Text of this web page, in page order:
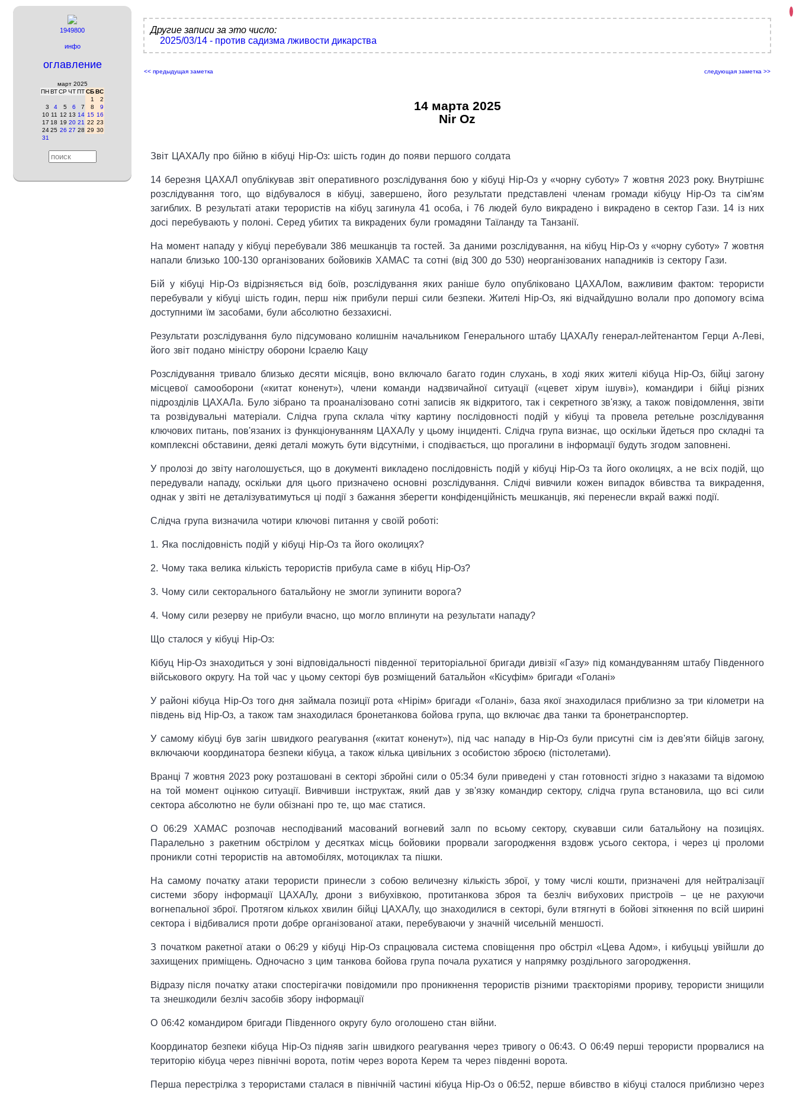
1949800
инфо
оглавление
март 2025
ПНВТСР ЧТПТСБВС
1
2
3
4 5 6 7 8
9
10 11 12 13 14 15 16
17 18 19 20 21 22 23
2425 26 27 28 29 30
31
Другие записи за это число:
2025/03/14 - против садизма лживости дикарства
<< предыдущая заметка следующая заметка >>
14 марта 2025
Nir Oz
Звіт ЦАХАЛу про бійню в кібуці Нір-Оз: шість годин до появи першого солдата
14 березня ЦАХАЛ опублікував звіт оперативного розслідування бою у кібуці Нір-Оз у «чорну суботу» 7 жовтня 2023 року. Внутрішнє
розслідування того, що відбувалося в кібуці, завершено, його результати представлені членам громади кібуцу Нір-Оз та сім'ям
загиблих. В результаті атаки терористів на кібуц загинула 41 особа, і 76 людей було викрадено і викрадено в сектор Гази. 14 із них
досі перебувають у полоні. Серед убитих та викрадених були громадяни Таїланду та Танзанії.
На момент нападу у кібуці перебували 386 мешканців та гостей. За даними розслідування, на кібуц Нір-Оз у «чорну суботу» 7 жовтня
напали близько 100-130 організованих бойовиків ХАМАС та сотні (від 300 до 530) неорганізованих нападників із сектору Гази.
Бій у кібуці Нір-Оз відрізняється від боїв, розслідування яких раніше було опубліковано ЦАХАЛом, важливим фактом: терористи
перебували у кібуці шість годин, перш ніж прибули перші сили безпеки. Жителі Нір-Оз, які відчайдушно волали про допомогу всіма
доступними їм засобами, були абсолютно беззахисні.
Результати розслідування було підсумовано колишнім начальником Генерального штабу ЦАХАЛу генерал-лейтенантом Герци А-Леві,
його звіт подано міністру оборони Ісраелю Кацу
Розслідування тривало близько десяти місяців, воно включало багато годин слухань, в ході яких жителі кібуца Нір-Оз, бійці загону
місцевої самооборони («китат коненут»), члени команди надзвичайної ситуації («цевет хірум ішуві»), командири і бійці різних
підрозділів ЦАХАЛа. Було зібрано та проаналізовано сотні записів як відкритого, так і секретного зв'язку, а також повідомлення, звіти
та розвідувальні матеріали. Слідча група склала чітку картину послідовності подій у кібуці та провела ретельне розслідування
ключових питань, пов'язаних із функціонуванням ЦАХАЛу у цьому інциденті. Слідча група визнає, що оскільки йдеться про складні та
комплексні обставини, деякі деталі можуть бути відсутніми, і сподівається, що прогалини в інформації будуть згодом заповнені.
У пролозі до звіту наголошується, що в документі викладено послідовність подій у кібуці Нір-Оз та його околицях, а не всіх подій, що
передували нападу, оскільки для цього призначено основні розслідування. Слідчі вивчили кожен випадок вбивства та викрадення,
однак у звіті не деталізуватимуться ці події з бажання зберегти конфіденційність мешканців, які перенесли вкрай важкі події.
Слідча група визначила чотири ключові питання у своїй роботі:
1. Яка послідовність подій у кібуці Нір-Оз та його околицях?
2. Чому така велика кількість терористів прибула саме в кібуц Нір-Оз?
3. Чому сили секторального батальйону не змогли зупинити ворога?
4. Чому сили резерву не прибули вчасно, що могло вплинути на результати нападу?
Що сталося у кібуці Нір-Оз:
Кібуц Нір-Оз знаходиться у зоні відповідальності південної територіальної бригади дивізії «Газу» під командуванням штабу Південного
військового округу. На той час у цьому секторі був розміщений батальйон «Кісуфім» бригади «Голані»
У районі кібуца Нір-Оз того дня займала позиції рота «Нірім» бригади «Голані», база якої знаходилася приблизно за три кілометри на
південь від Нір-Оз, а також там знаходилася бронетанкова бойова група, що включає два танки та бронетранспортер.
У самому кібуці був загін швидкого реагування («китат коненут»), під час нападу в Нір-Оз були присутні сім із дев'яти бійців загону,
включаючи координатора безпеки кібуца, а також кілька цивільних з особистою зброєю (пістолетами).
Вранці 7 жовтня 2023 року розташовані в секторі збройні сили о 05:34 були приведені у стан готовності згідно з наказами та відомою
на той момент оцінкою ситуації. Вивчивши інструктаж, який дав у зв'язку командир сектору, слідча група встановила, що всі сили
сектора абсолютно не були обізнані про те, що має статися.
О 06:29 ХАМАС розпочав несподіваний масований вогневий залп по всьому сектору, скувавши сили батальйону на позиціях.
Паралельно з ракетним обстрілом у десятках місць бойовики прорвали загородження вздовж усього сектора, і через ці проломи
проникли сотні терористів на автомобілях, мотоциклах та пішки.
На самому початку атаки терористи принесли з собою величезну кількість зброї, у тому числі кошти, призначені для нейтралізації
системи збору інформації ЦАХАЛу, дрони з вибухівкою, протитанкова зброя та безліч вибухових пристроїв – це не рахуючи
вогнепальної зброї. Протягом кількох хвилин бійці ЦАХАЛу, що знаходилися в секторі, були втягнуті в бойові зіткнення по всій ширині
сектора і відбивалися проти добре організованої атаки, перебуваючи у значній чисельній меншості.
З початком ракетної атаки о 06:29 у кібуці Нір-Оз спрацювала система сповіщення про обстріл «Цева Адом», і кибуцьці увійшли до
захищених приміщень. Одночасно з цим танкова бойова група почала рухатися у напрямку роздільного загородження.
Відразу після початку атаки спостерігачки повідомили про проникнення терористів різними траєкторіями прориву, терористи знищили
та знешкодили безліч засобів збору інформації
О 06:42 командиром бригади Південного округу було оголошено стан війни.
Координатор безпеки кібуца Нір-Оз підняв загін швидкого реагування через тривогу о 06:43. О 06:49 перші терористи прорвалися на
територію кібуца через північні ворота, потім через ворота Керем та через південні ворота.
Перша перестрілка з терористами сталася в північній частині кібуца Нір-Оз о 06:52, перше вбивство в кібуці сталося приблизно через